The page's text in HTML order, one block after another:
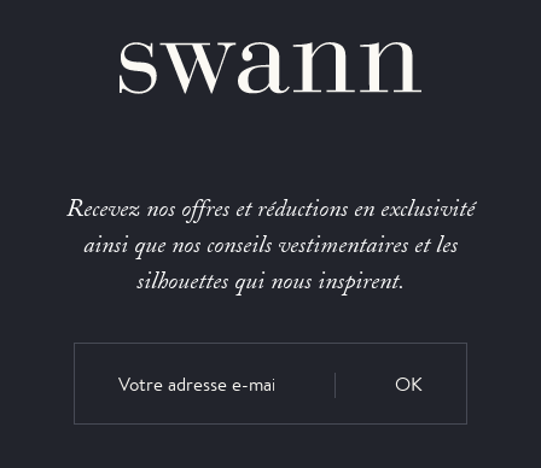
Recevez nos offres et réductions en exclusivité
ainsi que nos conseils vestimentaires et les
silhouettes qui nous inspirent.
OK